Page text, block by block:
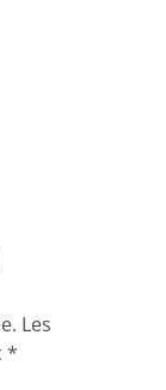
Les
*